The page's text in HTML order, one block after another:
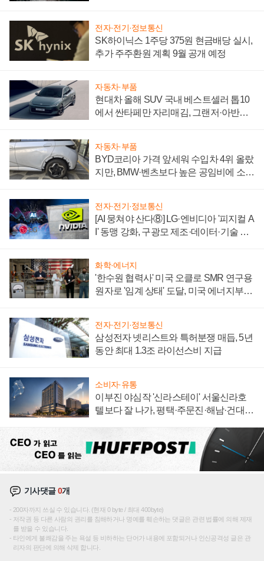
전자·전기·정보통신
SK하이닉스 1주당 375원 현금배당 실시,
추가 주주환원 계획 9월 공개 예정
자동차·부품
현대차 올해 SUV 국내 베스트셀러 톱10
에서 싼타페만 자리매김, 그랜저·아반떼
자동차·부품
BYD코리아 가격 앞세워 수입차 4위 올랐
지만, BMW·벤츠보다 높은 공임비에 소비
전자·전기·정보통신
[AI 뭉쳐야 산다⑧] LG·엔비디아 '피지컬 A
I' 동맹 강화, 구광모 제조·데이터·기술 결
화학·에너지
'한수원 협력사' 미국 오클로 SMR 연구용
원자로 '임계 상태' 도달, 미국 에너지부
전자·전기·정보통신
삼성전자 넷리스트와 특허분쟁 매듭, 5년
동안 최대 1.3조 라이선스비 지급
소비자·유통
이부진 야심작 '신라스테이' 서울신라호
텔보다 잘 나가, 평택·주문진·해남·건대로
기사댓글0개
200자까지 쓰실 수 있습니다. (현재 0 byte / 최대 400byte)
저작권 등 다른 사람의 권리를 침해하거나 명예를 훼손하는 댓글은 관련 법률에 의해 제재
를 받을 수 있습니다.
타인에게 불쾌감을 주는 욕설 등 비하하는 단어가 내용에 포함되거나 인신공격성 글은 관
리자의 판단에 의해 삭제 합니다.